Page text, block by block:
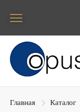
Блок
Главная Каталог